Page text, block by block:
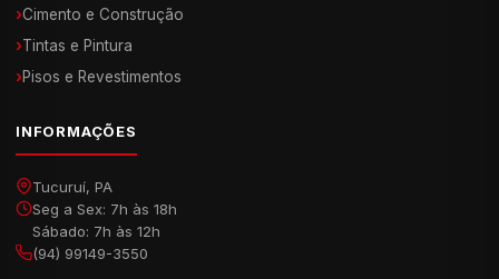
›Cimento e Construção
›Tintas e Pintura
›Pisos e Revestimentos
INFORMAÇÕES
Tucuruí, PA
Seg a Sex: 7h às 18h
Sábado: 7h às 12h
(94) 99149-3550